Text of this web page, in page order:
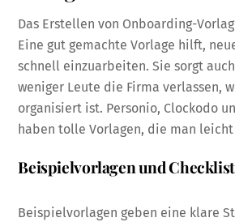
Das Erstellen von Onboarding-
Eine gut gemachte Vorlage hilft,
schnell einzuarbeiten. Sie sorgt
weniger Leute die Firma verlassen,
organisiert ist. Personio, Clockodo
haben tolle Vorlagen, die man leicht
Beispielvorlagen und
Beispielvorlagen geben eine klare